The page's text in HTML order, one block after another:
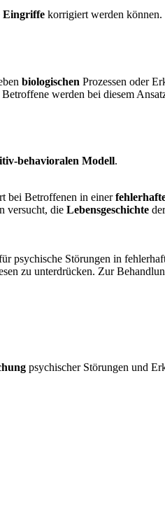
Eingriffe korrigiert werden können.
biologischen Prozessen oder
werden bei diesem
behavioralen Modell.
bei Betroffenen in einer
versucht, die Lebensgeschichte
psychische Störungen in
zu unterdrücken. Zur
psychischer Störungen und